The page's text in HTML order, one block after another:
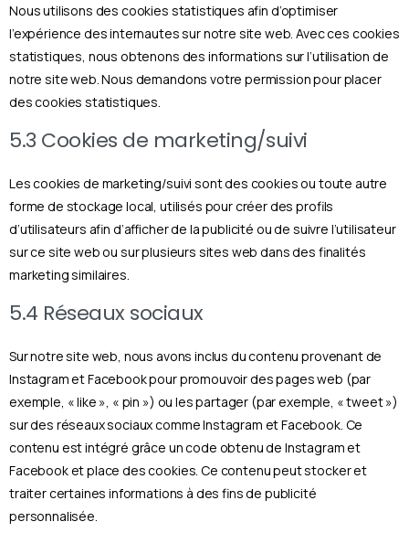
Nous utilisons des cookies statistiques afin d’optimiser
l’expérience des internautes sur notre site web. Avec ces cookies
statistiques, nous obtenons des informations sur l’utilisation de
notre site web. Nous demandons votre permission pour placer
des cookies statistiques.
5.3 Cookies de marketing/suivi
Les cookies de marketing/suivi sont des cookies ou toute autre
forme de stockage local, utilisés pour créer des profils
d’utilisateurs afin d’afficher de la publicité ou de suivre l’utilisateur
sur ce site web ou sur plusieurs sites web dans des finalités
marketing similaires.
5.4 Réseaux sociaux
Sur notre site web, nous avons inclus du contenu provenant de
Instagram et Facebook pour promouvoir des pages web (par
exemple, « like », « pin ») ou les partager (par exemple, « tweet »)
sur des réseaux sociaux comme Instagram et Facebook. Ce
contenu est intégré grâce un code obtenu de Instagram et
Facebook et place des cookies. Ce contenu peut stocker et
traiter certaines informations à des fins de publicité
personnalisée.